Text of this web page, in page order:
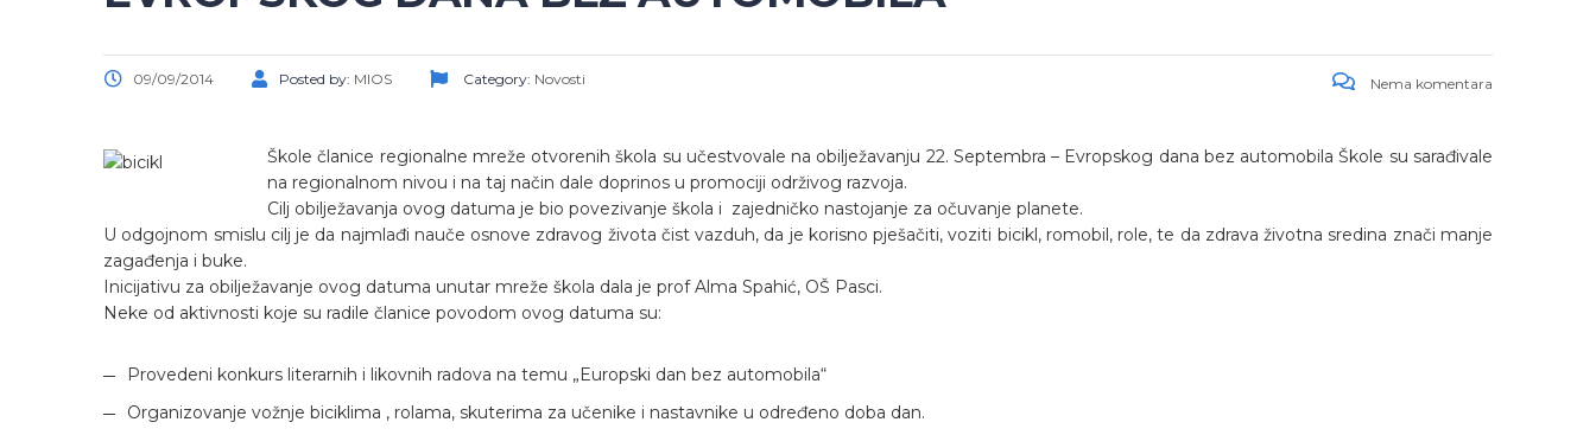
09/09/2014 Posted by: MIOS Category: Novosti Nema komentara
Škole članice regionalne mreže otvorenih škola su učestvovale na obilježavanju 22. Septembra – Evropskog dana bez automobila Škole su sarađivale
na regionalnom nivou i na taj način dale doprinos u promociji održivog razvoja.
Cilj obilježavanja ovog datuma je bio povezivanje škola i zajedničko nastojanje za očuvanje planete.
U odgojnom smislu cilj je da najmlađi nauče osnove zdravog života čist vazduh, da je korisno pješačiti, voziti bicikl, romobil, role, te da zdrava životna sredina znači manje
zagađenja i buke.
Inicijativu za obilježavanje ovog datuma unutar mreže škola dala je prof Alma Spahić, OŠ Pasci.
Neke od aktivnosti koje su radile članice povodom ovog datuma su:
Provedeni konkurs literarnih i likovnih radova na temu „Europski dan bez automobila“
Organizovanje vožnje biciklima , rolama, skuterima za učenike i nastavnike u određeno doba dan.